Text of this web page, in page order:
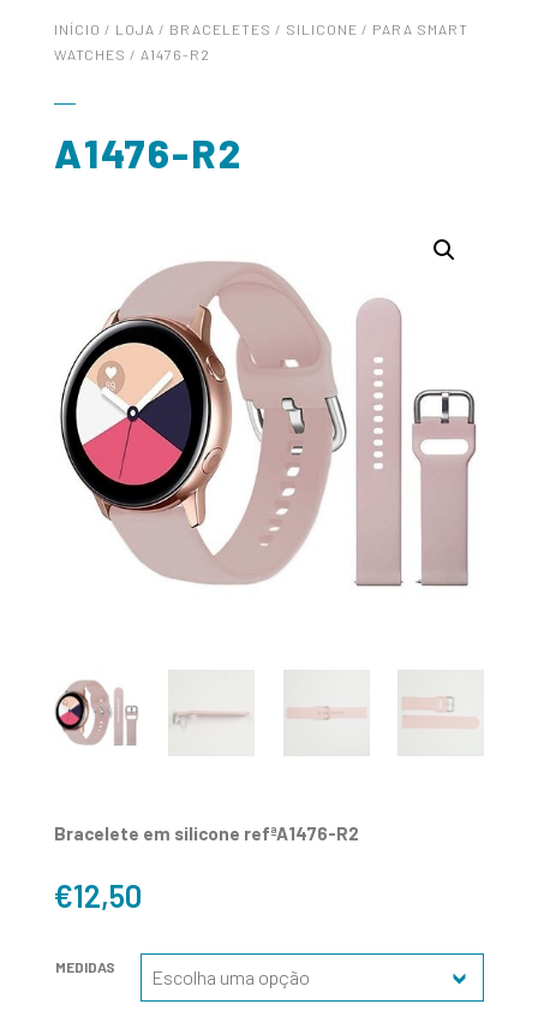
INÍCIO / LOJA / BRACELETES / SILICONE / PARA SMART
WATCHES / A1476-R2
A1476-R2
Bracelete em silicone refªA1476-R2
€12,50
MEDIDAS